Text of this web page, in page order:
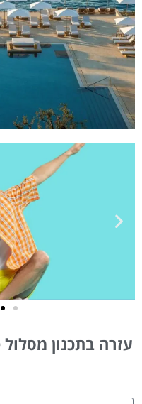
מציאת
לחצו
עזרה בתכנון מסלול